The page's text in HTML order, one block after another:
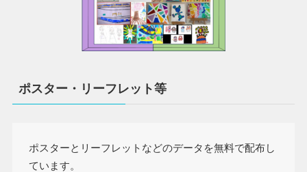
ポスター・リーフレット等
ポスターとリーフレットなどのデータを無料で配布し
ています。